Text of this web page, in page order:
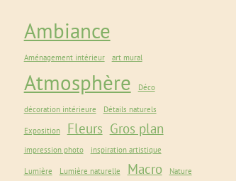
Ambiance
Aménagement intérieur art mural
Atmosphère Déco
décoration intérieure Détails naturels
Exposition Fleurs Gros plan
impression photo inspiration artistique
Lumière Lumière naturelle Macro Nature